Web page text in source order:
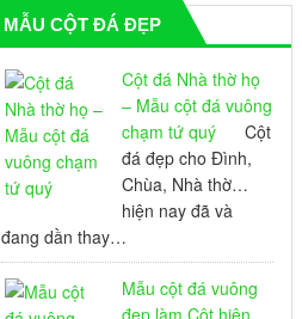
MẪU CỘT ĐÁ ĐẸP
Cột đá Nhà thờ họ
– Mẫu cột đá vuông
chạm tứ quý Cột
đá đẹp cho Đình,
Chùa, Nhà thờ…
hiện nay đã và
đang dần thay…
Mẫu cột đá vuông
đẹp làm Cột hiên